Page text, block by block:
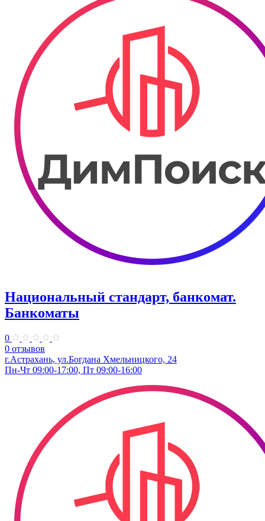
Национальный стандарт, банкомат.
Банкоматы
0
0 отзывов
г.Астрахань, ул.Богдана Хмельницкого, 24
Пн-Чт 09:00-17:00, Пт 09:00-16:00